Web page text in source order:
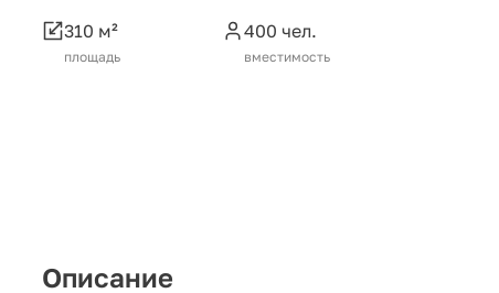
310 м²
площадь
400 чел.
вместимость
Описание